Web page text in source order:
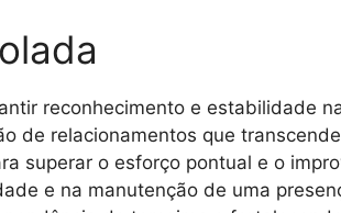
reconhecimento e estabilidade
de relacionamentos que
superar o esforço pontual e o
e na manutenção de uma